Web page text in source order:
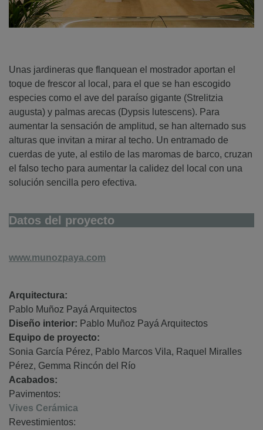
Unas jardineras que flanquean el mostrador aportan el
toque de frescor al local, para el que se han escogido
especies como el ave del paraíso gigante (Strelitzia
augusta) y palmas arecas (Dypsis lutescens). Para
aumentar la sensación de amplitud, se han alternado sus
alturas que invitan a mirar al techo. Un entramado de
cuerdas de yute, al estilo de las maromas de barco, cruzan
el falso techo para aumentar la calidez del local con una
solución sencilla pero efectiva.
Datos del proyecto
www.munozpaya.com
Arquitectura:
Pablo Muñoz Payá Arquitectos
Diseño interior: Pablo Muñoz Payá Arquitectos
Equipo de proyecto:
Sonia García Pérez, Pablo Marcos Vila, Raquel Miralles
Pérez, Gemma Rincón del Río
Acabados:
Pavimentos:
Vives Cerámica
Revestimientos: